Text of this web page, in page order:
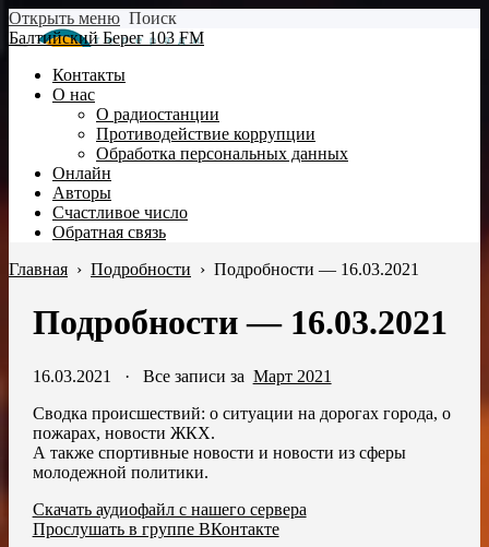
Открыть меню Поиск
Балтийский Берег 103 FM
Контакты
О нас
О радиостанции
Противодействие коррупции
Обработка персональных данных
Онлайн
Авторы
Счастливое число
Обратная связь
Главная › Подробности › Подробности — 16.03.2021
Подробности — 16.03.2021
16.03.2021 · Все записи за Март 2021
Сводка происшествий: о ситуации на дорогах города, о
пожарах, новости ЖКХ.
А также спортивные новости и новости из сферы
молодежной политики.
Скачать аудиофайл с нашего сервера
Прослушать в группе ВКонтакте